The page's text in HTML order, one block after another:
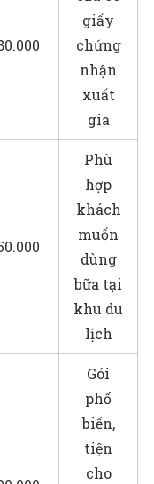
giấy
chứng
nhận
xuất
gia
Phù
hợp
khách
muốn
dùng
bữa tại
khu du
lịch
Gói
phổ
biến,
tiện
cho